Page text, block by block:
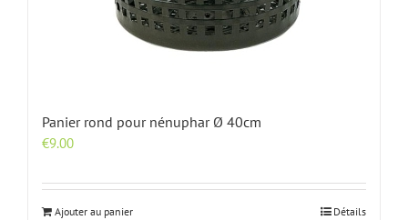
Panier rond pour nénuphar Ø 40cm
€9.00
Ajouter au panier Détails